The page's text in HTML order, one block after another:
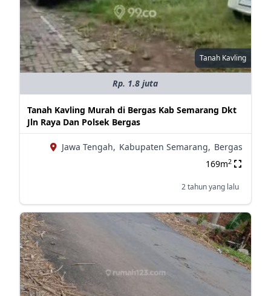
Tanah Kavling
Rp. 1.8 juta
Tanah Kavling Murah di Bergas Kab Semarang Dkt
Jln Raya Dan Polsek Bergas
Jawa Tengah, Kabupaten Semarang, Bergas
169m2
2 tahun yang lalu